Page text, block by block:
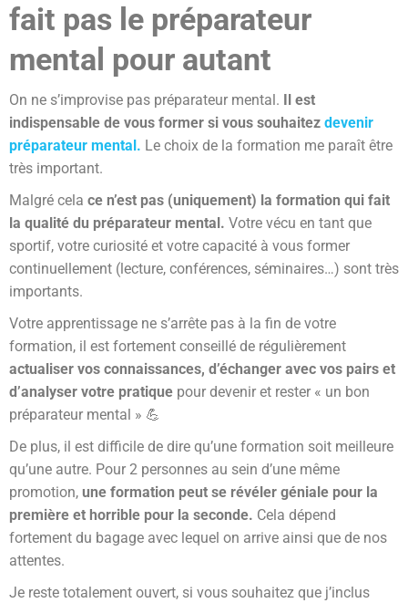
fait pas le préparateur
mental pour autant
On ne s’improvise pas préparateur mental. Il est
indispensable de vous former si vous souhaitez devenir
préparateur mental. Le choix de la formation me paraît être
très important.
Malgré cela ce n’est pas (uniquement) la formation qui fait
la qualité du préparateur mental. Votre vécu en tant que
sportif, votre curiosité et votre capacité à vous former
continuellement (lecture, conférences, séminaires…) sont très
importants.
Votre apprentissage ne s’arrête pas à la fin de votre
formation, il est fortement conseillé de régulièrement
actualiser vos connaissances, d’échanger avec vos pairs et
d’analyser votre pratique pour devenir et rester « un bon
préparateur mental » 💪
De plus, il est difficile de dire qu’une formation soit meilleure
qu’une autre. Pour 2 personnes au sein d’une même
promotion, une formation peut se révéler géniale pour la
première et horrible pour la seconde. Cela dépend
fortement du bagage avec lequel on arrive ainsi que de nos
attentes.
Je reste totalement ouvert, si vous souhaitez que j’inclus